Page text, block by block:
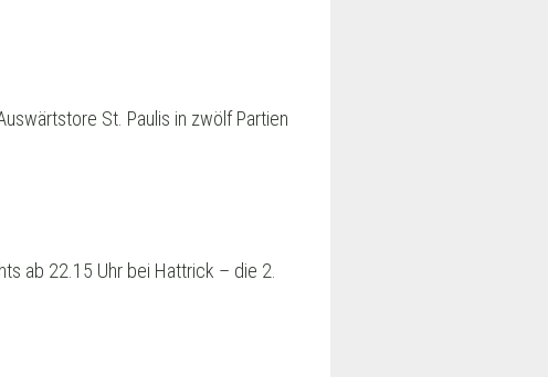
St. Paulis in zwölf Partien
ab 22.15 Uhr bei Hattrick – die 2.